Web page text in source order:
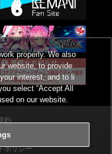
約
信について
ポリシー
properly. We also
website, to provide
interest, and to li
select “Accept All
on our website.